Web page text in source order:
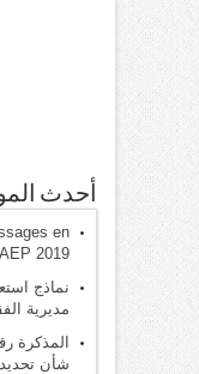
أحدث
en
2019
نماذج
مديرية
شأن